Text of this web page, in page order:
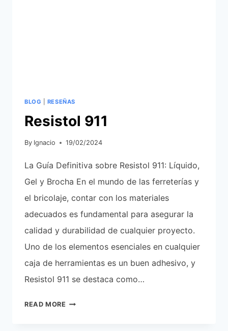
BLOG RESEÑAS
Resistol 911
By Ignacio 19/02/2024
La Guía Definitiva sobre Resistol 911: Líquido,
Gel y Brocha En el mundo de las ferreterías y
el bricolaje, contar con los materiales
adecuados es fundamental para asegurar la
calidad y durabilidad de cualquier proyecto.
Uno de los elementos esenciales en cualquier
caja de herramientas es un buen adhesivo, y
Resistol 911 se destaca como…
READ MORE RESISTOL